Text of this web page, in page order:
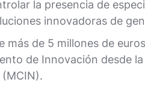
la presencia de
innovadoras de
de 5 millones de
de Innovación desde